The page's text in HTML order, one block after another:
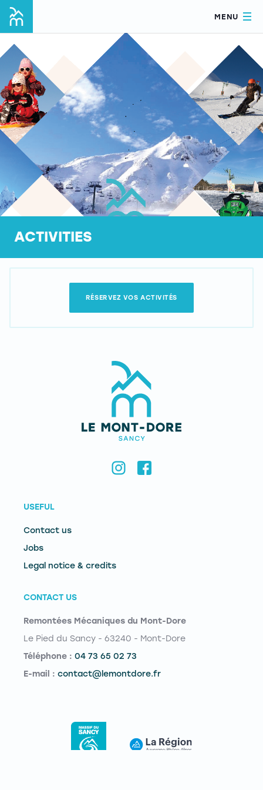
MENU
ACTIVITIES
RÉSERVEZ VOS ACTIVITÉS
USEFUL
Contact us
Jobs
Legal notice & credits
CONTACT US
Remontées Mécaniques du Mont-Dore
Le Pied du Sancy - 63240 - Mont-Dore
Téléphone : 04 73 65 02 73
E-mail : contact@lemontdore.fr